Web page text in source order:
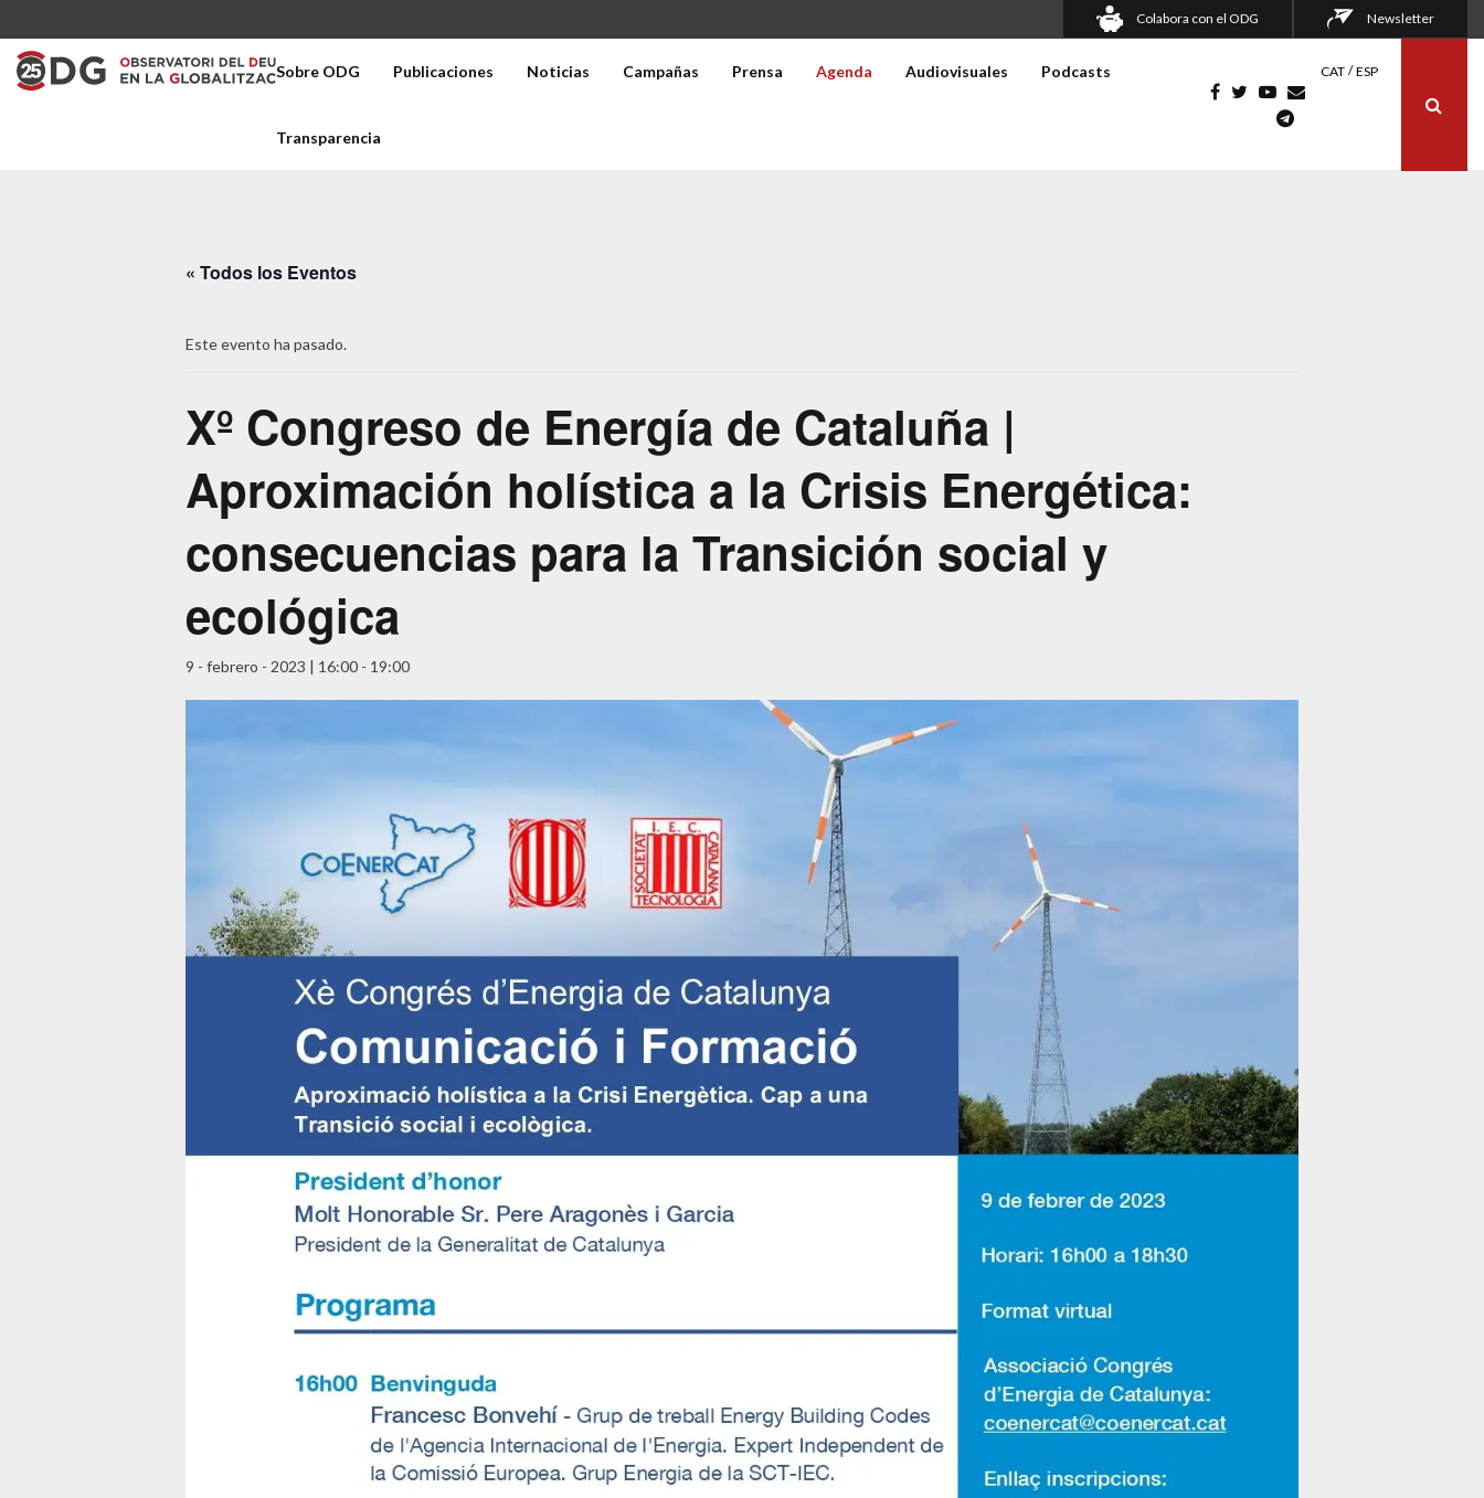
Colabora con el ODG Newsletter
Sobre ODG Publicaciones Noticias Campañas Prensa Agenda Audiovisuales Podcasts
Transparencia
CAT ESP
« Todos los Eventos
Este evento ha pasado.
Xº Congreso de Energía de Cataluña |
Aproximación holística a la Crisis Energética:
consecuencias para la Transición social y
ecológica
9 - febrero - 2023 | 16:00 - 19:00